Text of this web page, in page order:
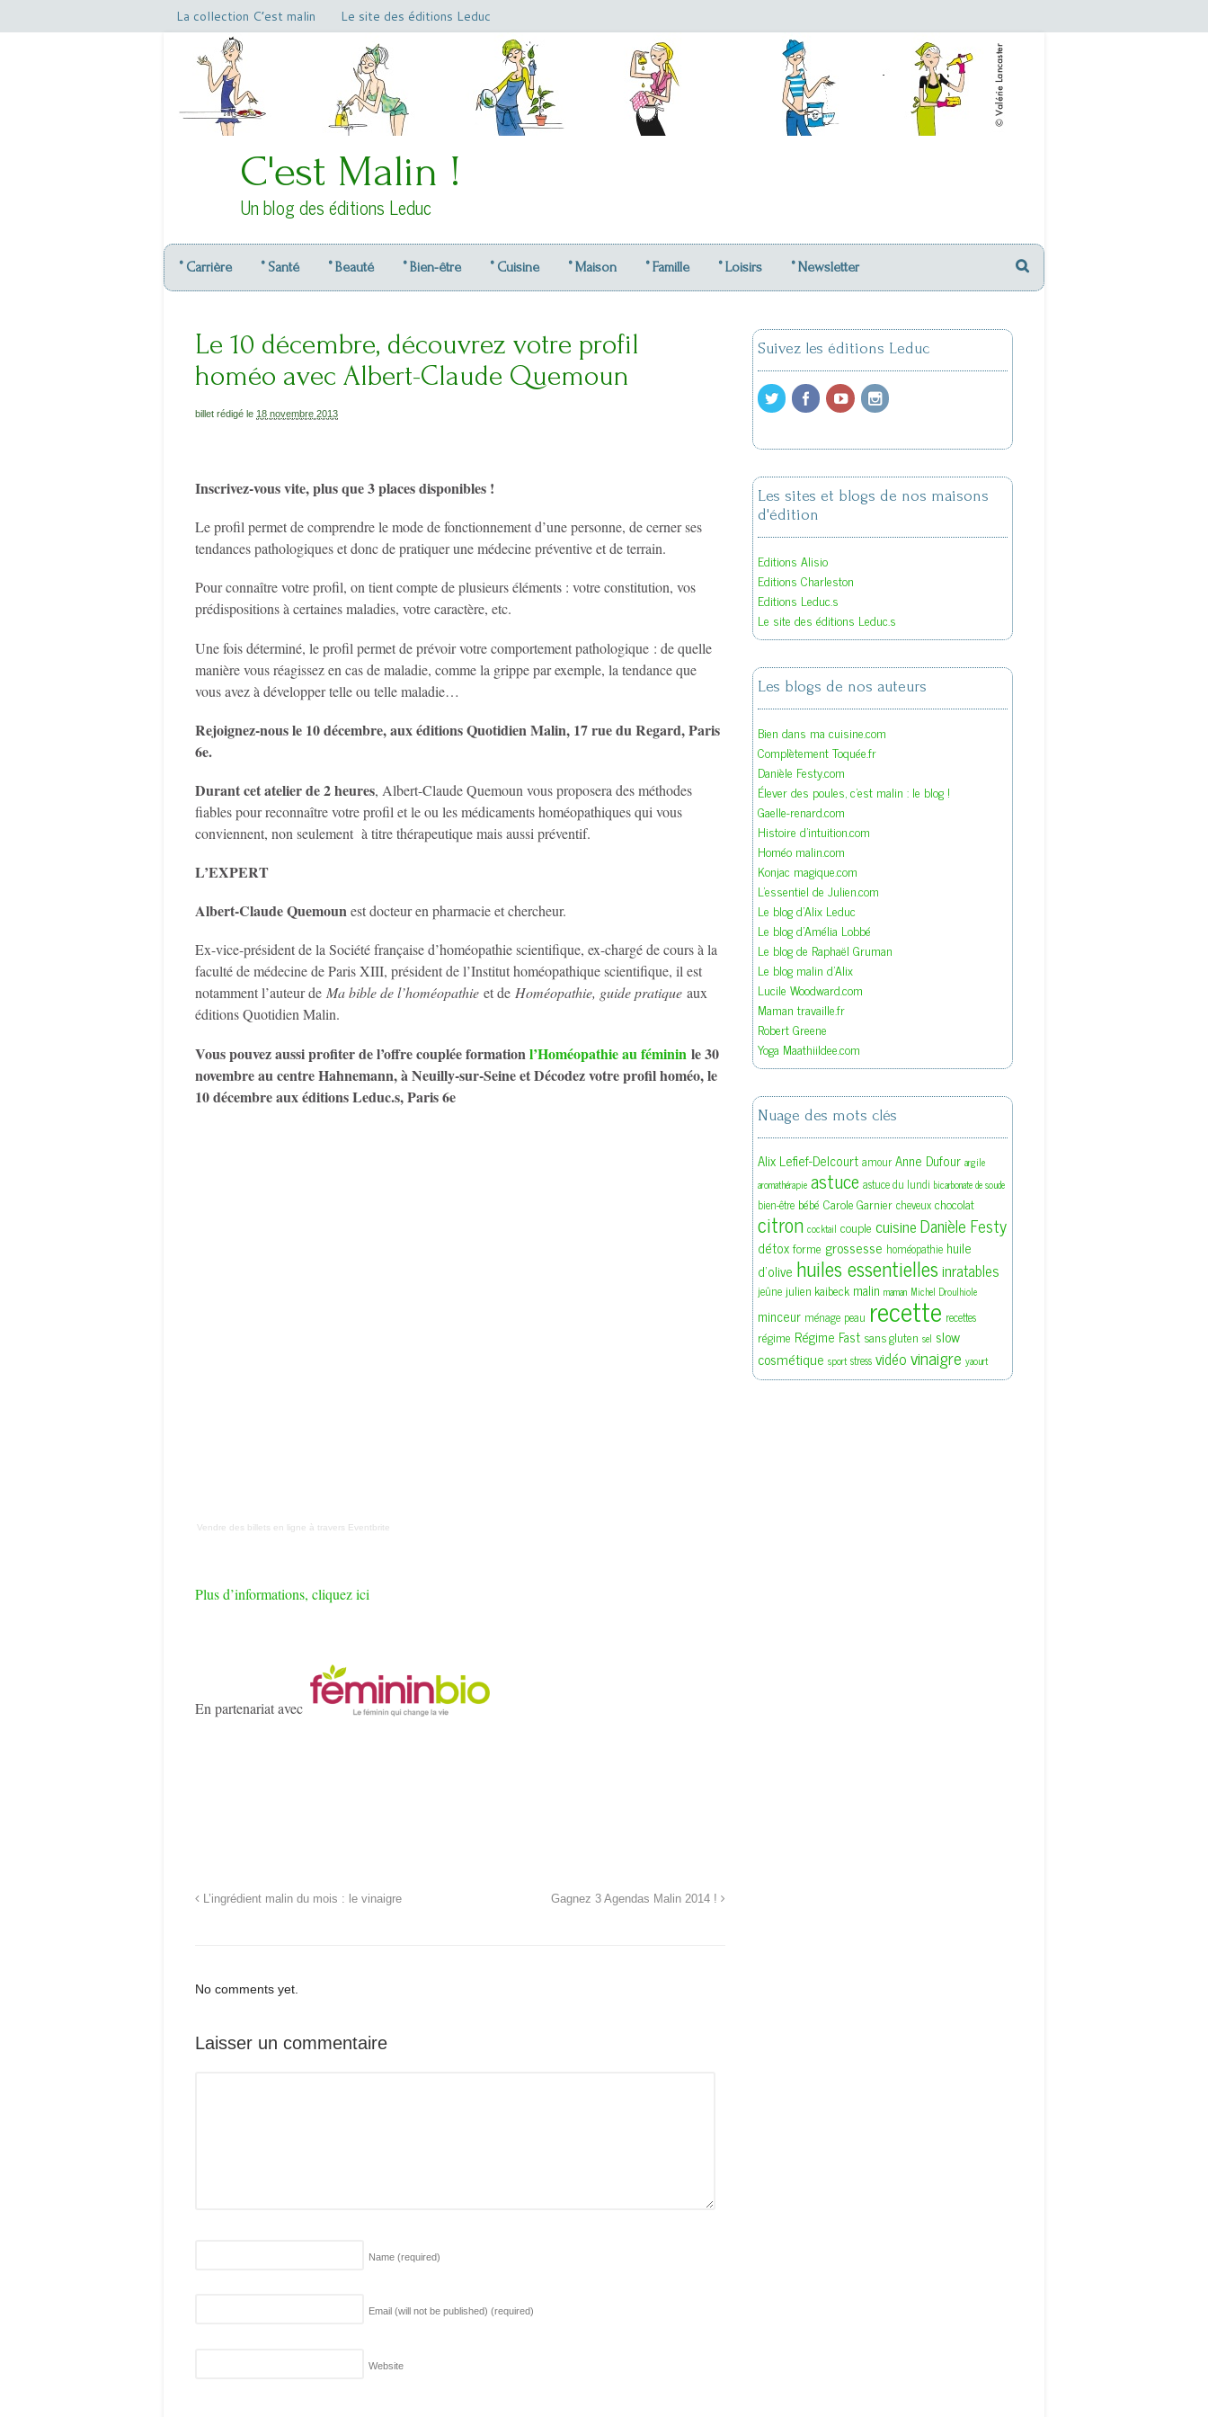
La collection C’est malin Le site des éditions Leduc
C'est Malin !
Un blog des éditions Leduc
° Carrière ° Santé ° Beauté ° Bien-être ° Cuisine ° Maison ° Famille ° Loisirs ° Newsletter
Le 10 décembre, découvrez votre profil
homéo avec Albert-Claude Quemoun
billet rédigé le 18 novembre 2013
Inscrivez-vous vite, plus que 3 places disponibles !
Le profil permet de comprendre le mode de fonctionnement d’une personne, de cerner ses
tendances pathologiques et donc de pratiquer une médecine préventive et de terrain.
Pour connaître votre profil, on tient compte de plusieurs éléments : votre constitution, vos
prédispositions à certaines maladies, votre caractère, etc.
Une fois déterminé, le profil permet de prévoir votre comportement pathologique : de quelle
manière vous réagissez en cas de maladie, comme la grippe par exemple, la tendance que
vous avez à développer telle ou telle maladie…
Rejoignez-nous le 10 décembre, aux éditions Quotidien Malin, 17 rue du Regard, Paris
6e.
Durant cet atelier de 2 heures, Albert-Claude Quemoun vous proposera des méthodes
fiables pour reconnaître votre profil et le ou les médicaments homéopathiques qui vous
conviennent, non seulement à titre thérapeutique mais aussi préventif.
L’EXPERT
Albert-Claude Quemounest docteur en pharmacie et chercheur.
Ex-vice-président de la Société française d’homéopathie scientifique, ex-chargé de cours à la
faculté de médecine de Paris XIII, président de l’Institut homéopathique scientifique, il est
notamment l’auteur de Ma bible de l’homéopathie et de Homéopathie, guide pratique aux
éditions Quotidien Malin.
Vous pouvez aussi profiter de l’offre couplée formationl’Homéopathie au féminin le 30
novembre au centre Hahnemann, à Neuilly-sur-Seine et Décodez votre profil homéo, le
10 décembre aux éditions Leduc.s, Paris 6e
Vendre des billets en ligne à travers Eventbrite
Plus d’informations, cliquez ici
En partenariat avec
L’ingrédient malin du mois : le vinaigre Gagnez 3 Agendas Malin 2014 !
No comments yet.
Laisser un commentaire
Name (required)
Email (will not be published) (required)
Website
Suivez les éditions Leduc
Les sites et blogs de nos maisons
d'édition
Editions Alisio
Editions Charleston
Editions Leduc.s
Le site des éditions Leduc.s
Les blogs de nos auteurs
Bien dans ma cuisine.com
Complètement Toquée.fr
Danièle Festy.com
Élever des poules, c'est malin : le blog !
Gaelle-renard.com
Histoire d'intuition.com
Homéo malin.com
Konjac magique.com
L'essentiel de Julien.com
Le blog d'Alix Leduc
Le blog d'Amélia Lobbé
Le blog de Raphaël Gruman
Le blog malin d'Alix
Lucile Woodward.com
Maman travaille.fr
Robert Greene
Yoga Maathiildee.com
Nuage des mots clés
Alix Lefief-Delcourt amour Anne Dufour argile
aromathérapie astuce astuce du lundi bicarbonate de soude
bien-être bébé Carole Garnier cheveux chocolat
citron cocktail couple cuisineDanièle Festy
détoxforme grossesse homéopathie huile
d'olive huiles essentiellesinratables
jeûne julien kaibeck malin maman Michel Droulhiole
minceur ménage peau recette recettes
régime Régime Fast sans gluten sel slow
cosmétique sport stress vidéovinaigre yaourt